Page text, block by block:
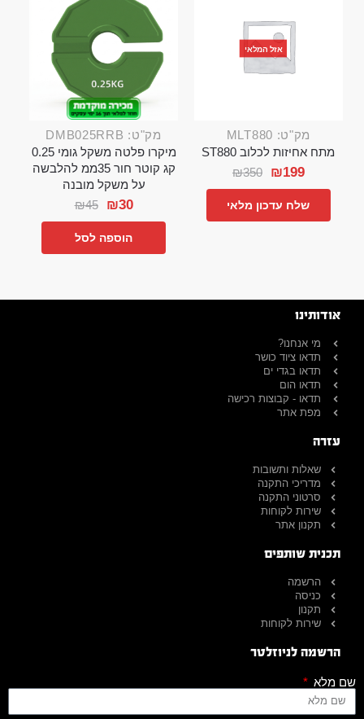
אזל המלאי
מק"ט: MLT880
מתח אחיזות לכלוב ST880
₪350 ₪199
שלח עדכון מלאי
מק"ט: DMB025RRB
מיקרו פלטה משקל גומי 0.25
קג קוטר חור 35ממ להלבשה
על משקל מובנה
₪45 ₪30
הוספה לסל
אודותינו
מי אנחנו?
תדאו ציוד כושר
תדאו בגדי ים
תדאו הום
תדאו - קבוצות רכישה
מפת אתר
עזרה
שאלות ותשובות
מדריכי התקנה
סרטוני התקנה
שירות לקוחות
תקנון אתר
תכנית שותפים
הרשמה
כניסה
תקנון
שירות לקוחות
הרשמה לניוזלטר
שם מלא